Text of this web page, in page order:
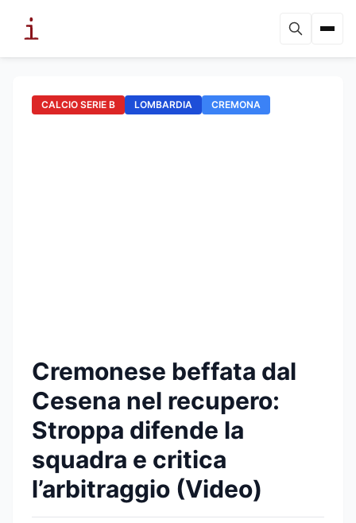
CALCIO SERIE B LOMBARDIA CREMONA
Cremonese beffata dal
Cesena nel recupero:
Stroppa difende la
squadra e critica
l’arbitraggio (Video)